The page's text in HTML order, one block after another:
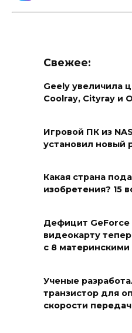
Свежее:
Geely увеличила
Coolray, Cityray и
Игровой ПК из
установил новый
Какая страна
изобретения? 15
Дефицит GeForce
видеокарту
с 8 материнскими
Ученые
транзистор для
скорости